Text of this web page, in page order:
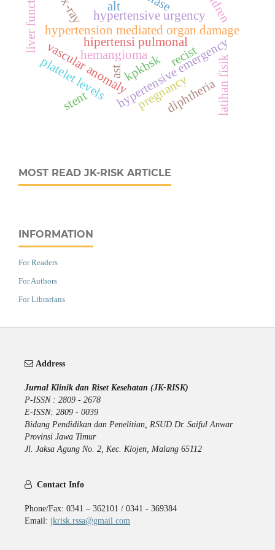
hypertension mediated organ damage
hypertensive urgency
hypertensive emergency
vascular anomaly
hemangioma
liver function alt
ast
hipertensi pulmonal
latihan fisik
platelet levels pregnancy
kpkbsk recist
diphtheria
stent
MOST READ JK-RISK ARTICLE
INFORMATION
For Readers
For Authors
For Librarians
Address
Jurnal Klinik dan Riset Kesehatan (JK-RISK)
P-ISSN : 2809 - 2678
E-ISSN: 2809 - 0039
Bidang Pendidikan dan Penelitian, RSUD Dr. Saiful Anwar
Provinsi Jawa Timur
Jl. Jaksa Agung No. 2, Kec. Klojen, Malang 65112
Contact Info
Phone/Fax: 0341 – 362101 / 0341 - 369384
Email: jkrisk.rssa@gmail.com